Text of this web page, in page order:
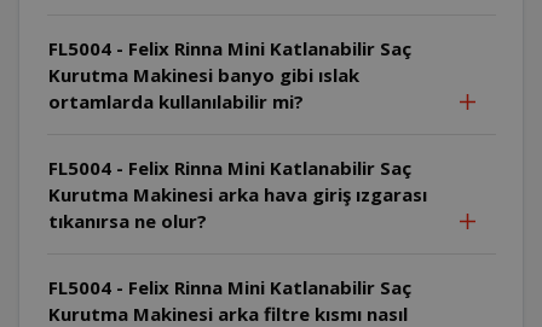
FL5004 - Felix Rinna Mini Katlanabilir Saç
Kurutma Makinesi banyo gibi ıslak
ortamlarda kullanılabilir mi?
FL5004 - Felix Rinna Mini Katlanabilir Saç
Kurutma Makinesi arka hava giriş ızgarası
tıkanırsa ne olur?
FL5004 - Felix Rinna Mini Katlanabilir Saç
Kurutma Makinesi arka filtre kısmı nasıl